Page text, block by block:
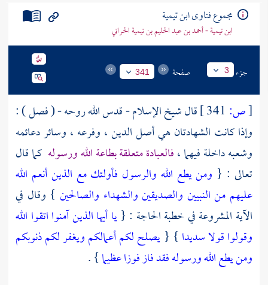
مجموع فتاوى ابن تيمية
ابن تيمية - أحمد بن عبد الحليم بن تيمية الحراني
جزء 3 صفحة 341
[ص:
قال شيخ الإسلام - قدس الله روحه - ( فصل ) :
وإذا كانت الشهادتان هي أصل الدين ، وفرعه ، وسائر دعائمه
وشعبه داخلة فيهما ،فالعبادة متعلقة بطاعة الله ورسوله كما قال
تعالى : { ومن يطع الله والرسول فأولئك مع الذين أنعم الله
عليهم من النبيين والصديقين والشهداء والصالحين } وقال في
الآية المشروعة في خطبة الحاجة : {يا أيها الذين آمنوا اتقوا الله
وقولوا قولا سديدا } { يصلح لكم أعمالكم ويغفر لكم ذنوبكم
ومن يطع الله ورسوله فقد فاز فوزا عظيما} .